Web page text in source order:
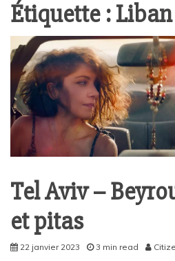
Étiquette :Liban
Tel Aviv –
et pitas
22 janvier 2023 3 min read